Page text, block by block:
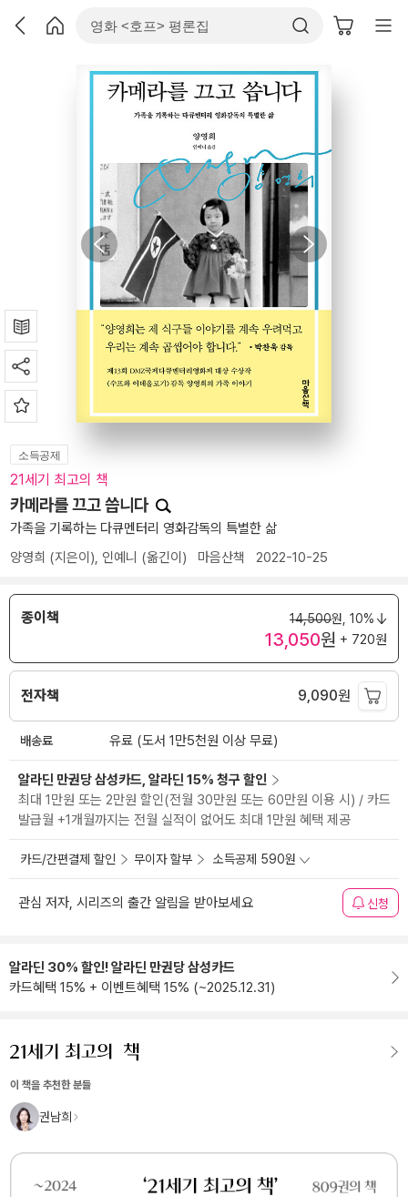
소득공제
21세기 최고의 책
카메라를 끄고 씁니다
가족을 기록하는 다큐멘터리 영화감독의 특별한 삶
양영희 (지은이), 인예니 (옮긴이) 마음산책 2022-10-25
종이책 14,500원, 10%
13,050원 + 720원
전자책 9,090원
배송료 유료 (도서 1만5천원 이상 무료)
알라딘 만권당 삼성카드, 알라딘 15% 청구 할인
최대 1만원 또는 2만원 할인(전월 30만원 또는 60만원 이용 시) / 카드
발급월 +1개월까지는 전월 실적이 없어도 최대 1만원 혜택 제공
카드/간편결제 할인 무이자 할부 소득공제 590원
관심 저자, 시리즈의 출간 알림을 받아보세요 신청
알라딘 30% 할인! 알라딘 만권당 삼성카드
카드혜택 15% + 이벤트혜택 15% (~2025.12.31)
이 책을 추천한 분들
권남희